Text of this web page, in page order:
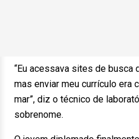
“Eu acessava sites de
mas enviar meu currículo era
mar”, diz o técnico de
sobrenome.